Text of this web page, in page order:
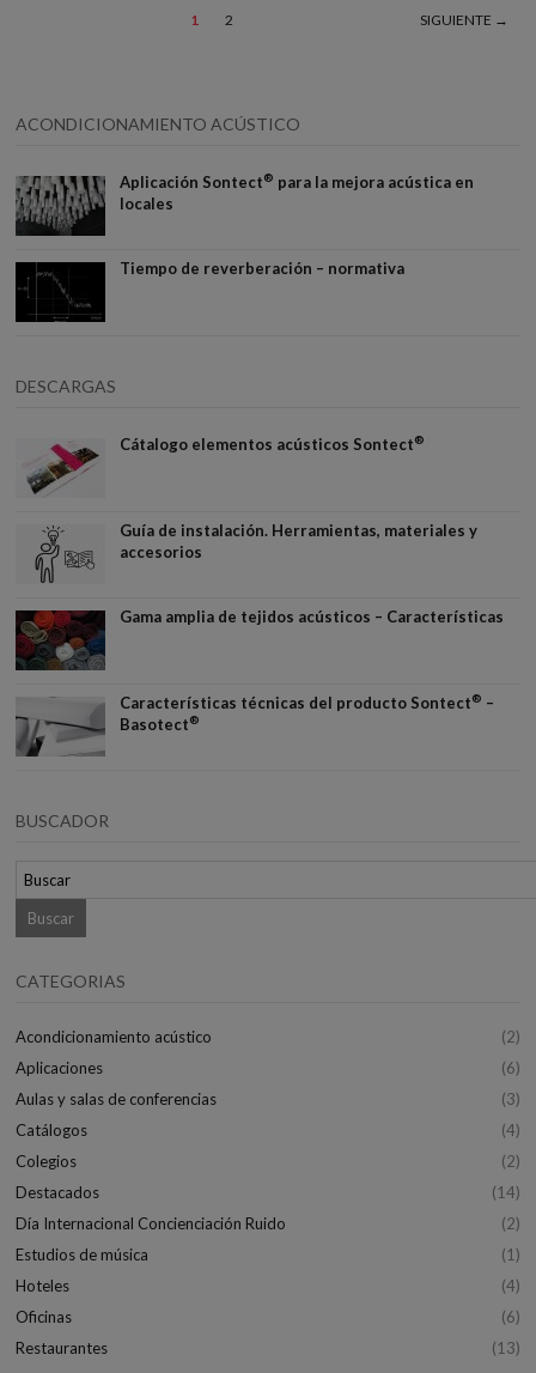
1 2 SIGUIENTE →
ACONDICIONAMIENTO ACÚSTICO
Aplicación Sontect® para la mejora acústica en
locales
Tiempo de reverberación – normativa
DESCARGAS
Cátalogo elementos acústicos Sontect®
Guía de instalación. Herramientas, materiales y
accesorios
Gama amplia de tejidos acústicos – Características
Características técnicas del producto Sontect® –
Basotect®
BUSCADOR
CATEGORIAS
Acondicionamiento acústico
(2)
Aplicaciones
(6)
Aulas y salas de conferencias
(3)
Catálogos
(4)
Colegios
(2)
Destacados
(14)
Día Internacional Concienciación Ruido
(2)
Estudios de música
(1)
Hoteles
(4)
Oficinas
(6)
Restaurantes
(13)